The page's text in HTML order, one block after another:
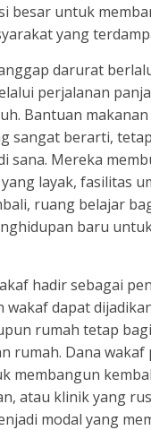
besar untuk
yang
darurat
perjalanan
Bantuan
sangat berarti,
sana. Mereka
layak, fasilitas
ruang belajar
baru
hadir sebagai
wakaf dapat
rumah tetap
rumah. Dana
membangun
atau klinik yang
modal yang